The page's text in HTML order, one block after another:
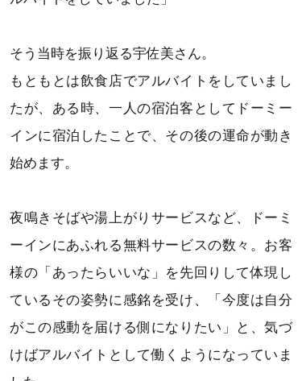
そう当時を振り返る宇佐美さん。
もともとは飲食店でアルバイトをしていまし
たが、ある時、一人の宿泊客としてドーミー
インに宿泊したことで、その後の運命が動き
始めます。
夜鳴きそばや湯上がりサービスなど、ドーミ
ーインにあふれる無料サービスの数々。お客
様の「あったらいいな」を先回りして体現し
ているその姿勢に感銘を受け、「今度は自分
がこの感動を届ける側になりたい」と、気づ
けばアルバイトとして働くようになっていま